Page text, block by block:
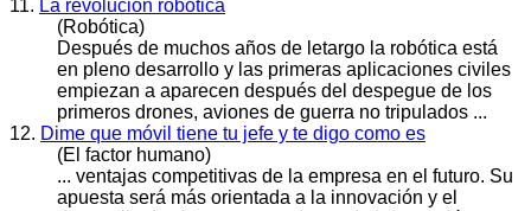
11. La revolución robótica
(Robótica)
Después de muchos años de letargo la robótica está
en pleno desarrollo y las primeras aplicaciones civiles
empiezan a aparecen después del despegue de los
primeros drones, aviones de guerra no tripulados ...
12. Dime que móvil tiene tu jefe y te digo como es
(El factor humano)
... ventajas competitivas de la empresa en el futuro. Su
apuesta será más orientada a la innovación y el